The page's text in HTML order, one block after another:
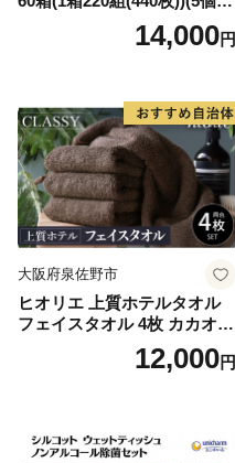
り×12セット)【1256759】
14,000円
大阪府泉佐野市
ヒオリエ 上質ホテルタオル
フェイスタオル 4枚 カカオ
【タオル 泉州タオル 吸水 普
段使い 無地 シンプル 日用品
12,000円